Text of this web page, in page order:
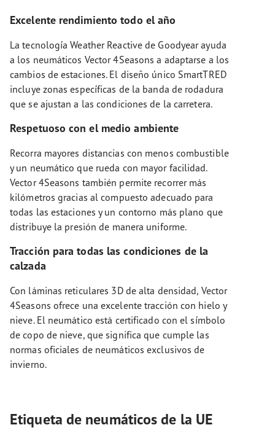
Excelente rendimiento todo el año
La tecnología Weather Reactive de Goodyear ayuda
a los neumáticos Vector 4Seasons a adaptarse a los
cambios de estaciones. El diseño único SmartTRED
incluye zonas específicas de la banda de rodadura
que se ajustan a las condiciones de la carretera.
Respetuoso con el medio ambiente
Recorra mayores distancias con menos combustible
y un neumático que rueda con mayor facilidad.
Vector 4Seasons también permite recorrer más
kilómetros gracias al compuesto adecuado para
todas las estaciones y un contorno más plano que
distribuye la presión de manera uniforme.
Tracción para todas las condiciones de la
calzada
Con láminas reticulares 3D de alta densidad, Vector
4Seasons ofrece una excelente tracción con hielo y
nieve. El neumático está certificado con el símbolo
de copo de nieve, que significa que cumple las
normas oficiales de neumáticos exclusivos de
invierno.
Etiqueta de neumáticos de la UE